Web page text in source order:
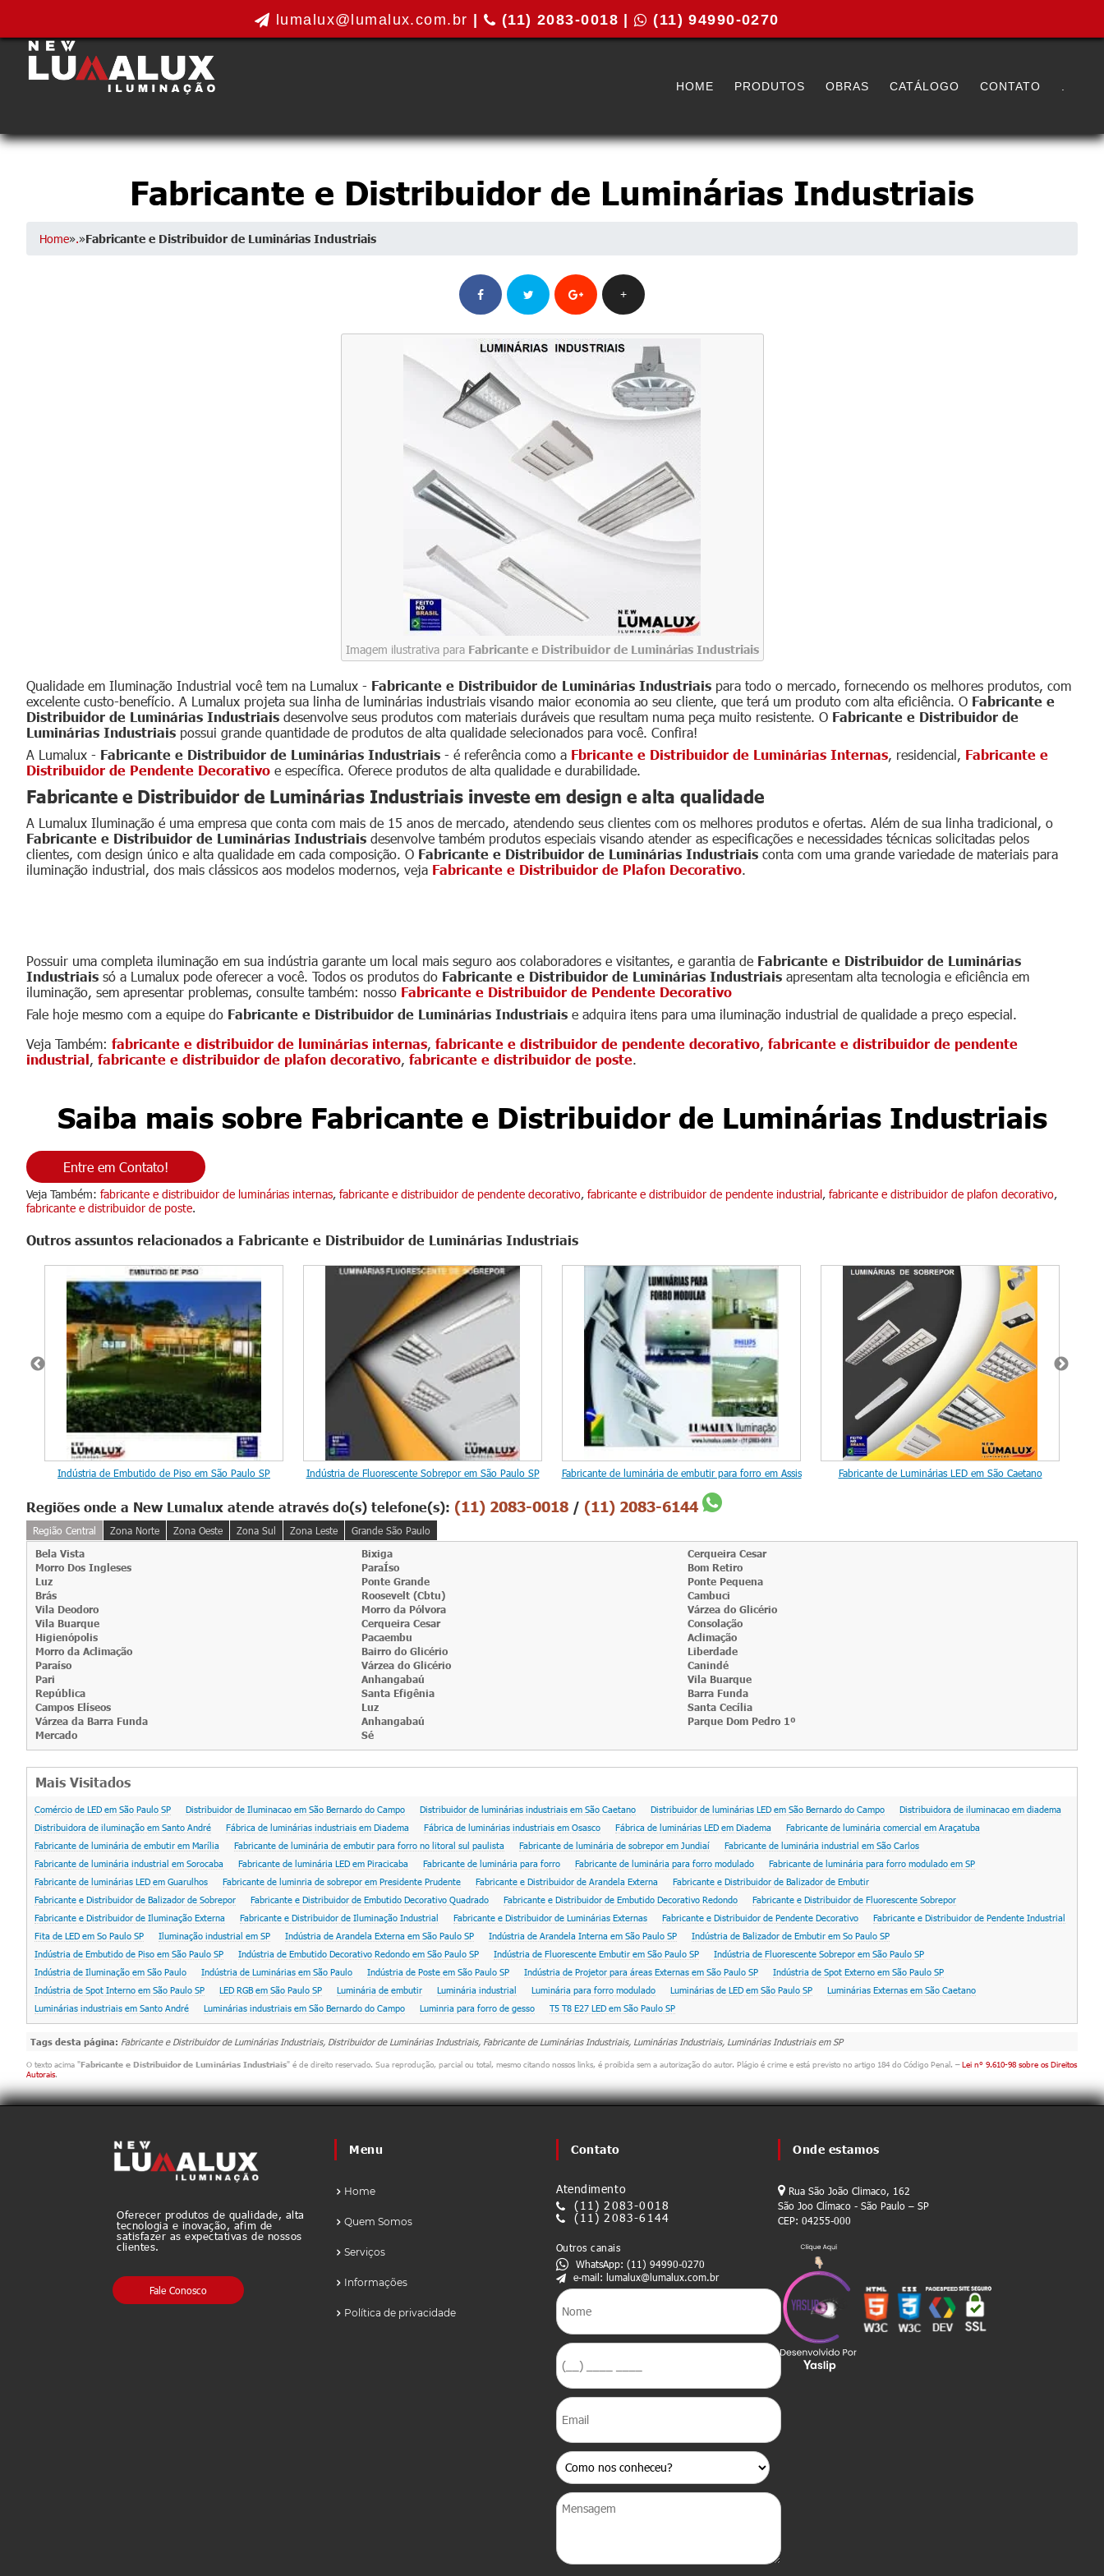
lumalux@lumalux.com.br (11) 2083-0018 | (11) 94990-0270
HOME PRODUTOS OBRAS CATÁLOGO CONTATO
Fabricante e Distribuidor de Luminárias Industriais
Home».»Fabricante e Distribuidor de Luminárias Industriais
+
Imagem ilustrativa para Fabricante e Distribuidor de Luminárias Industriais
Qualidade em Iluminação Industrial você tem na Lumalux - Fabricante e Distribuidor de Luminárias Industriais para todo o mercado, fornecendo os melhores produtos, com
excelente custo-benefício. A Lumalux projeta sua linha de luminárias industriais visando maior economia ao seu cliente, que terá um produto com alta eficiência. O Fabricante e
Distribuidor de Luminárias Industriais desenvolve seus produtos com materiais duráveis que resultam numa peça muito resistente. O Fabricante e Distribuidor de
Luminárias Industriais possui grande quantidade de produtos de alta qualidade selecionados para você. Confira!
A Lumalux - Fabricante e Distribuidor de Luminárias Industriais - é referência como a Fbricante e Distribuidor de Luminárias Internas, residencial, Fabricante e
Distribuidor de Pendente Decorativo e específica. Oferece produtos de alta qualidade e durabilidade.
Fabricante e Distribuidor de Luminárias Industriais investe em design e alta qualidade
A Lumalux Iluminação é uma empresa que conta com mais de 15 anos de mercado, atendendo seus clientes com os melhores produtos e ofertas. Além de sua linha tradicional, o
Fabricante e Distribuidor de Luminárias Industriais desenvolve também produtos especiais visando atender as especificações e necessidades técnicas solicitadas pelos
clientes, com design único e alta qualidade em cada composição. O Fabricante e Distribuidor de Luminárias Industriais conta com uma grande variedade de materiais para
iluminação industrial, dos mais clássicos aos modelos modernos, veja Fabricante e Distribuidor de Plafon Decorativo.
Possuir uma completa iluminação em sua indústria garante um local mais seguro aos colaboradores e visitantes, e garantia de Fabricante e Distribuidor de Luminárias
Industriais só a Lumalux pode oferecer a você. Todos os produtos do Fabricante e Distribuidor de Luminárias Industriais apresentam alta tecnologia e eficiência em
iluminação, sem apresentar problemas, consulte também: nosso Fabricante e Distribuidor de Pendente Decorativo
Fale hoje mesmo com a equipe do Fabricante e Distribuidor de Luminárias Industriais e adquira itens para uma iluminação industrial de qualidade a preço especial.
Veja Também: fabricante e distribuidor de luminárias internas, fabricante e distribuidor de pendente decorativo, fabricante e distribuidor de pendente
industrial, fabricante e distribuidor de plafon decorativo, fabricante e distribuidor de poste.
Saiba mais sobre Fabricante e Distribuidor de Luminárias Industriais
Entre em Contato!
Veja Também: fabricante e distribuidor de luminárias internas, fabricante e distribuidor de pendente decorativo, fabricante e distribuidor de pendente industrial, fabricante e distribuidor de plafon decorativo,
fabricante e distribuidor de poste.
Outros assuntos relacionados a Fabricante e Distribuidor de Luminárias Industriais
Indústria de Embutido de Piso em São Paulo SP Indústria de Fluorescente Sobrepor em São Paulo SP Fabricante de luminária de embutir para forro em Assis Fabricante de Luminárias LED em São Caetano
Regiões onde a New Lumalux atende através do(s) telefone(s): (11) 2083-0018 / (11) 2083-6144
Região Central Zona Norte Zona Oeste Zona Sul Zona Leste
Grande São Paulo
Bela Vista
Bixiga
Cerqueira Cesar
Morro Dos Ingleses
ParaÍso
Bom Retiro
Luz
Ponte Grande
Ponte Pequena
Brás
Roosevelt (Cbtu)
Cambuci
Vila Deodoro
Morro da Pólvora
Várzea do Glicério
Vila Buarque
Cerqueira Cesar
Consolação
Higienópolis
Pacaembu
Aclimação
Morro da Aclimação
Bairro do Glicério
Liberdade
Paraíso
Várzea do Glicério
Canindé
Pari
Anhangabaú
Vila Buarque
República
Santa Efigênia
Barra Funda
Campos Elíseos
Luz
Santa Cecília
Várzea da Barra Funda
Anhangabaú
Parque Dom Pedro 1º
Mercado
Sé
Mais Visitados
Comércio de LED em São Paulo SP Distribuidor de Iluminacao em São Bernardo do Campo Distribuidor de luminárias industriais em São Caetano Distribuidor de luminárias LED em São Bernardo do Campo
Distribuidora de iluminacao em diadema
Distribuidora de iluminação em Santo André
Fábrica de luminárias industriais em Diadema Fábrica de luminárias industriais em Osasco Fábrica de luminárias LED em Diadema
Fabricante de luminária comercial em Araçatuba
Fabricante de luminária de embutir em Marília
Fabricante de luminária de embutir para forro no litoral sul paulista Fabricante de luminária de sobrepor em Jundiaí
Fabricante de luminária industrial em São Carlos
Fabricante de luminária industrial em Sorocaba
Fabricante de luminária LED em Piracicaba Fabricante de luminária para forro Fabricante de luminária para forro modulado
Fabricante de luminária para forro modulado em SP
Fabricante de luminárias LED em Guarulhos
Fabricante de luminria de sobrepor em Presidente Prudente Fabricante e Distribuidor de Arandela Externa
Fabricante e Distribuidor de Balizador de Embutir
Fabricante e Distribuidor de Balizador de Sobrepor
Fabricante e Distribuidor de Embutido Decorativo Quadrado Fabricante e Distribuidor de Embutido Decorativo Redondo
Fabricante e Distribuidor de Fluorescente Sobrepor
Fabricante e Distribuidor de Iluminação Externa
Fabricante e Distribuidor de Iluminação Industrial Fabricante e Distribuidor de Luminárias Externas Fabricante e Distribuidor de Pendente Decorativo
Fabricante e Distribuidor de Pendente Industrial
Fita de LED em So Paulo SP
Iluminação industrial em SP Indústria de Arandela Externa em São Paulo SP Indústria de Arandela Interna em São Paulo SP
Indústria de Balizador de Embutir em So Paulo SP
Indústria de Embutido de Piso em São Paulo SP
Indústria de Embutido Decorativo Redondo em São Paulo SP Indústria de Fluorescente Embutir em São Paulo SP
Indústria de Fluorescente Sobrepor em São Paulo SP
Indústria de Iluminação em São Paulo
Indústria de Luminárias em São Paulo Indústria de Poste em São Paulo SP Indústria de Projetor para áreas Externas em São Paulo SP
Indústria de Spot Externo em São Paulo SP
Indústria de Spot Interno em São Paulo SP
LED RGB em São Paulo SP Luminária de embutir Luminária industrial Luminária para forro modulado Luminárias de LED em São Paulo SP
Luminárias Externas em São Caetano
Luminárias industriais em Santo André
Luminárias industriais em São Bernardo do Campo Luminria para forro de gesso T5 T8 E27 LED em São Paulo SP
Tags desta página: Fabricante e Distribuidor de Luminárias Industriais, Distribuidor de Luminárias Industriais, Fabricante de Luminárias Industriais, Luminárias Industriais, Luminárias Industriais em SP
O texto acima "Fabricante e Distribuidor de Luminárias Industriais" é de direito reservado. Sua reprodução, parcial ou total, mesmo citando nossos links, é proibida sem a autorização do autor. Plágio é crime e está previsto no artigo 184 do Código Penal. –Lei n° 9.610-98 sobre os Direitos
Autorais.
Oferecer produtos de qualidade, alta
tecnologia e inovação, afim de
satisfazer as expectativas de nossos
clientes.
Fale Conosco
Menu
Home
Quem Somos
Serviços
Informações
Política de privacidade
Contato
Atendimento
(11) 2083-0018
(11) 2083-6144
Outros canais
WhatsApp: (11) 94990-0270
e-mail: lumalux@lumalux.com.br
Onde estamos
Rua São João Climaco, 162
São Joo Clímaco - São Paulo – SP
CEP: 04255-000